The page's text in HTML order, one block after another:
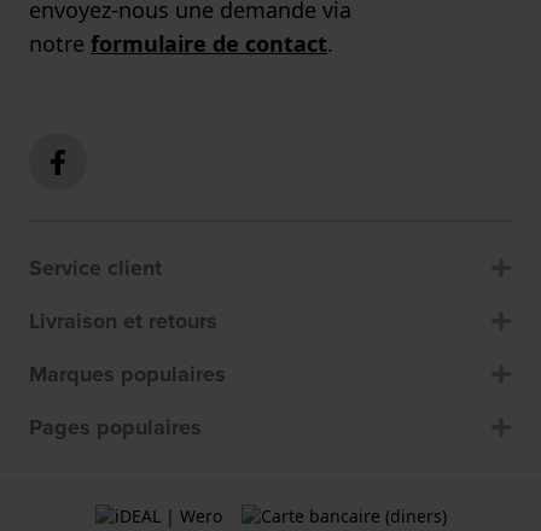
envoyez-nous une demande via
notre formulaire de contact.
Service client
Livraison et retours
Marques populaires
Pages populaires